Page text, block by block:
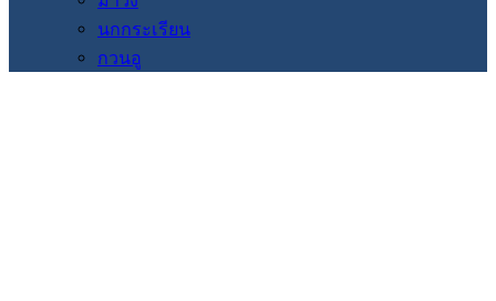
นกกระเรียน
กวนอู